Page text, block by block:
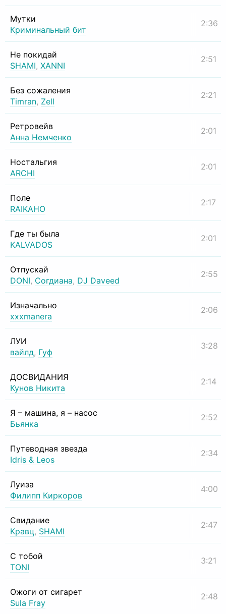
Мутки
Криминальный бит
2:36
Не покидай
SHAMI, XANNI
2:51
Без сожаления
Timran, Zell
2:21
Ретровейв
Анна Немченко
2:01
Ностальгия
ARCHI
2:01
Поле
RAIKAHO
2:17
Где ты была
KALVADOS
2:01
Отпускай
DONI, Согдиана, DJ Daveed
2:55
Изначально
xxxmanera
2:06
ЛУИ
вайлд, Гуф
3:28
ДОСВИДАНИЯ
Кунов Никита
2:14
Я – машина, я – насос
Бьянка
2:52
Путеводная звезда
Idris & Leos
2:34
Луиза
Филипп Киркоров
4:00
Свидание
Кравц, SHAMI
2:47
С тобой
TONI
3:21
Ожоги от сигарет
Sula Fray
2:48